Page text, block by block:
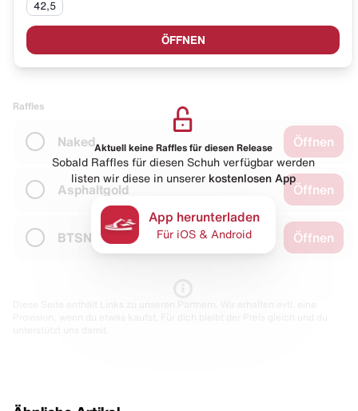
42,5
ÖFFNEN
Raffles
Naked Öffnen
Asphaltgold Öffnen
BTSN Öffnen
Aktuell keine Raffles für diesen Release
Sobald Raffles für diesen Schuh verfügbar werden
listen wir diese in unserer kostenlosen App
App herunterladen
Für iOS & Android